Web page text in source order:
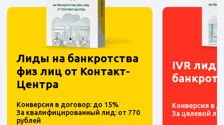
Лиды на банкротства
физ лиц от Контакт-
Центра
Конверсия в договор: до 15%
За квалифицированный лид: от 770
рублей
IVR
Конверсия в
За целевой